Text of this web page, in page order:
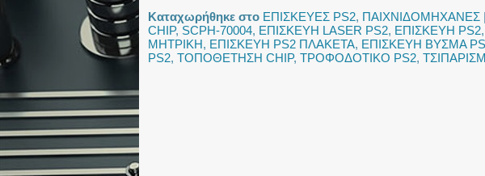
Καταχωρήθηκε στο ΕΠΙΣΚΕΥΕΣ PS2, ΠΑΙΧΝΙΔΟΜΗΧΑΝΕΣ |
CHIP, SCPH-70004, ΕΠΙΣΚΕΥΗ LASER PS2, ΕΠΙΣΚΕΥΗ PS2,
ΜΗΤΡΙΚΗ, ΕΠΙΣΚΕΥΗ PS2 ΠΛΑΚΕΤΑ, ΕΠΙΣΚΕΥΗ ΒΥΣΜΑ
PS2, ΤΟΠΟΘΕΤΗΣΗ CHIP, ΤΡΟΦΟΔΟΤΙΚΟ PS2,